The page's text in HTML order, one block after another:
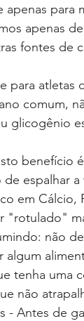
para
apenas
fontes de
comum,
glicogênio
benefício
espalhar a
em Cálcio,
"rotulado"
não
algum
tenha uma
não
- Antes de